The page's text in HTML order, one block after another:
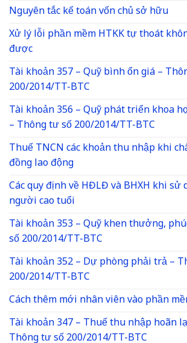
Nguyên tắc kế toán vốn chủ sở hữu
Xử lý lỗi phần mềm HTKK tự thoát
được
Tài khoản 357 – Quỹ bình ổn giá –
200/2014/TT-BTC
Tài khoản 356 – Quỹ phát triển khoa
– Thông tư số 200/2014/TT-BTC
Thuế TNCN các khoản thu nhập khi
đồng lao động
Các quy định về HĐLĐ và BHXH khi sử
người cao tuổi
Tài khoản 353 – Quỹ khen thưởng,
số 200/2014/TT-BTC
Tài khoản 352 – Dự phòng phải trả –
200/2014/TT-BTC
Cách thêm mới nhân viên vào phần
Tài khoản 347 – Thuế thu nhập hoãn
Thông tư số 200/2014/TT-BTC